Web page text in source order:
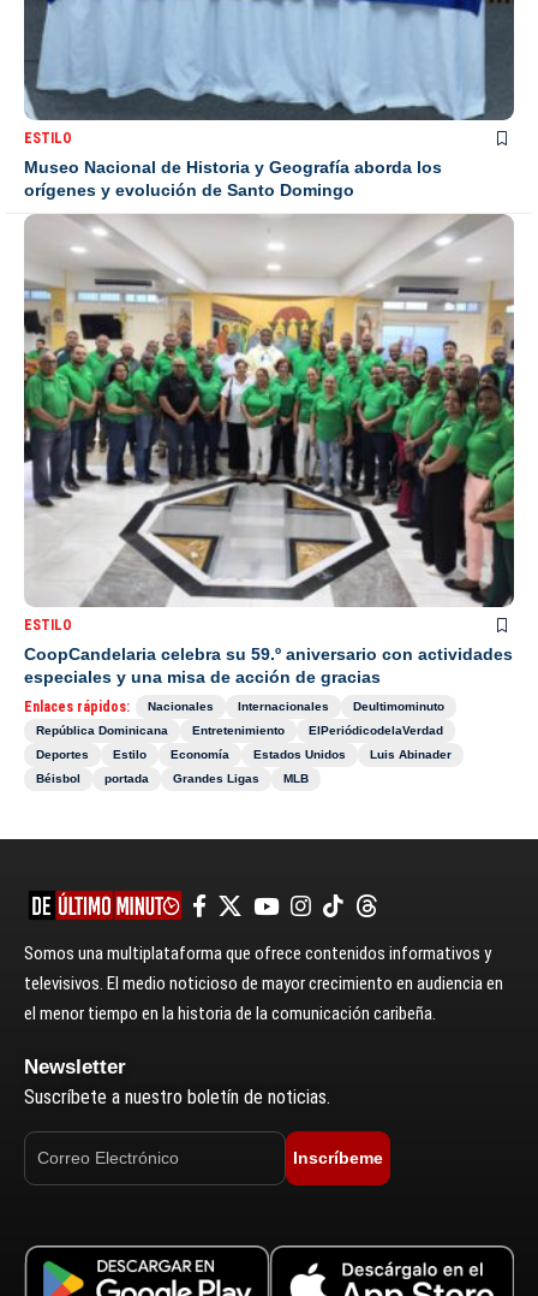
ESTILO
Museo Nacional de Historia y Geografía aborda los
orígenes y evolución de Santo Domingo
ESTILO
CoopCandelaria celebra su 59.º aniversario con actividades
especiales y una misa de acción de gracias
Enlaces rápidos: Nacionales Internacionales
Deultimominuto
República Dominicana
Entretenimiento
ElPeriódicodelaVerdad
Deportes
Estilo Economía Estados Unidos
Luis Abinader
Béisbol
portada Grandes Ligas MLB
Somos una multiplataforma que ofrece contenidos informativos y
televisivos. El medio noticioso de mayor crecimiento en audiencia en
el menor tiempo en la historia de la comunicación caribeña.
Newsletter
Suscríbete a nuestro boletín de noticias.
Inscríbeme